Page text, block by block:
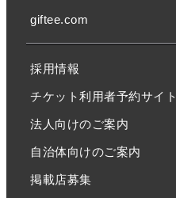
giftee.com
採用情報
チケット利用者予約サイト
法人向けのご案内
自治体向けのご案内
掲載店募集